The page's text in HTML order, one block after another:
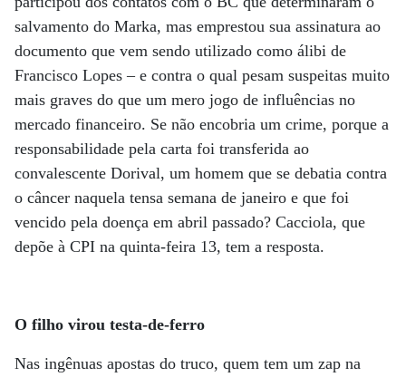
salvamento do Marka, mas emprestou sua assinatura ao
documento que vem sendo utilizado como álibi de
Francisco Lopes – e contra o qual pesam suspeitas muito
mais graves do que um mero jogo de influências no
mercado financeiro. Se não encobria um crime, porque a
responsabilidade pela carta foi transferida ao
convalescente Dorival, um homem que se debatia contra
o câncer naquela tensa semana de janeiro e que foi
vencido pela doença em abril passado? Cacciola, que
depõe à CPI na quinta-feira 13, tem a resposta.
O filho virou testa-de-ferro
Nas ingênuas apostas do truco, quem tem um zap na